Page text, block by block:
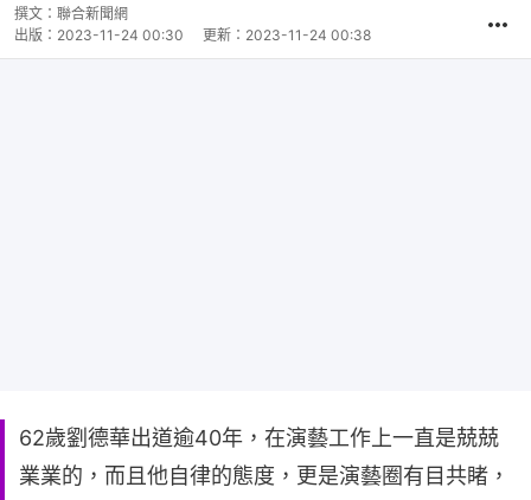
撰文： 聯合新聞網
出版： 2023-11-24 00:30 更新： 2023-11-24 00:38
62歲劉德華出道逾40年，在演藝工作上一直是兢兢
業業的，而且他自律的態度，更是演藝圈有目共睹，